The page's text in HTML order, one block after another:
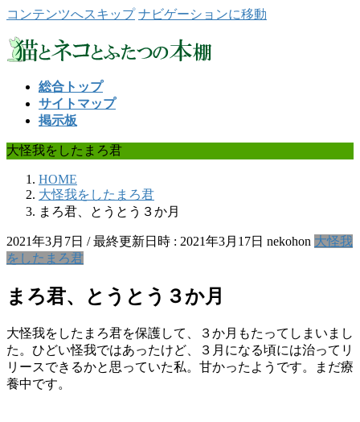
コンテンツへスキップ ナビゲーションに移動
総合トップ
サイトマップ
掲示板
大怪我をしたまろ君
HOME
大怪我をしたまろ君
まろ君、とうとう３か月
2021年3月7日 / 最終更新日時 : 2021年3月17日 nekohon 大怪我
をしたまろ君
まろ君、とうとう３か月
大怪我をしたまろ君を保護して、３か月もたってしまいまし
た。ひどい怪我ではあったけど、３月になる頃には治ってリ
リースできるかと思っていた私。甘かったようです。まだ療
養中です。